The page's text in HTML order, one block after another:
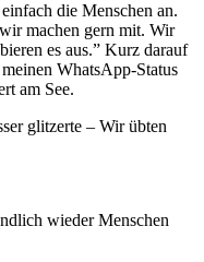
die Men­schen an.
machen gern mit. Wir
es aus.” Kurz dar­auf
Whats­App-Sta­tus
am See.
glit­zer­te – Wir übten
wie­der Men­schen